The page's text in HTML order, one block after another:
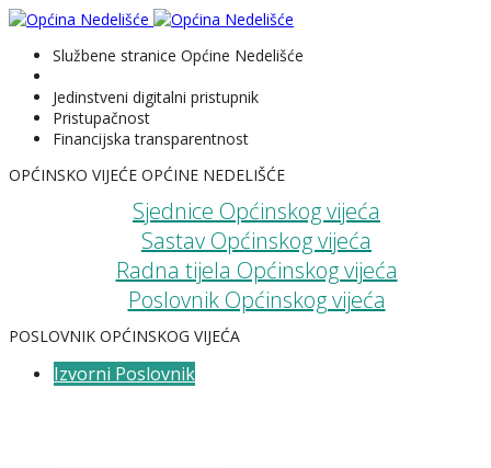
Službene stranice Općine Nedelišće
Jedinstveni digitalni pristupnik
Pristupačnost
Financijska transparentnost
OPĆINSKO VIJEĆE OPĆINE NEDELIŠĆE
Sjednice Općinskog vijeća
Sastav Općinskog vijeća
Radna tijela Općinskog vijeća
Poslovnik Općinskog vijeća
POSLOVNIK OPĆINSKOG VIJEĆA
Izvorni Poslovnik